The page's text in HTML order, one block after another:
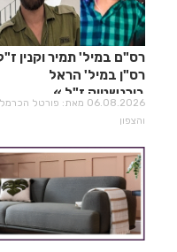
רס"ם במיל' תמיר וקנין ז"ל,
רס"ן במיל' הראל
בירנשטוק ז"ל
06.08.2026 מאת: פורטל הכרמל
והצפון